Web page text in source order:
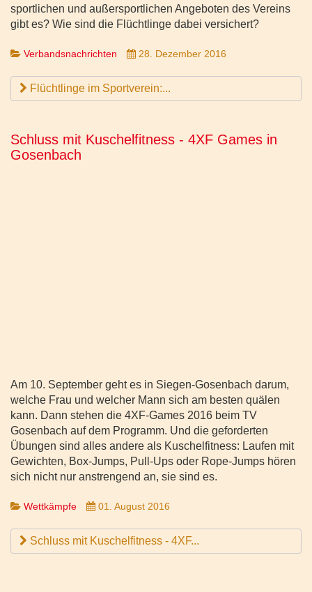
sportlichen und außersportlichen Angeboten des Vereins
gibt es? Wie sind die Flüchtlinge dabei versichert?
Verbandsnachrichten 28. Dezember 2016
Flüchtlinge im Sportverein:...
Schluss mit Kuschelfitness - 4XF Games in
Gosenbach
Am 10. September geht es in Siegen-Gosenbach darum,
welche Frau und welcher Mann sich am besten quälen
kann. Dann stehen die 4XF-Games 2016 beim TV
Gosenbach auf dem Programm. Und die geforderten
Übungen sind alles andere als Kuschelfitness: Laufen mit
Gewichten, Box-Jumps, Pull-Ups oder Rope-Jumps hören
sich nicht nur anstrengend an, sie sind es.
Wettkämpfe 01. August 2016
Schluss mit Kuschelfitness - 4XF...